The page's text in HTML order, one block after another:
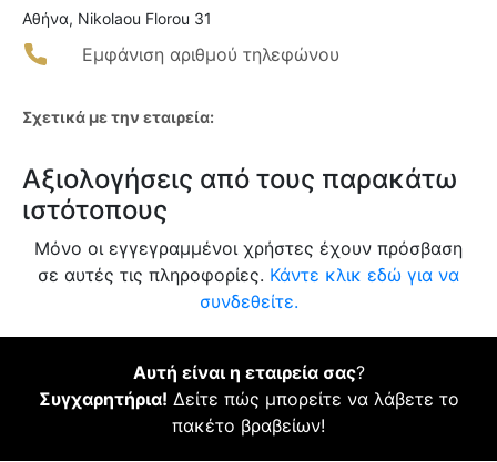
Αθήνα, Nikolaou Florou 31
Εμφάνιση αριθμού τηλεφώνου
Σχετικά με την εταιρεία:
Αξιολογήσεις από τους παρακάτω
ιστότοπους
Μόνο οι εγγεγραμμένοι χρήστες έχουν πρόσβαση
σε αυτές τις πληροφορίες. Κάντε κλικ εδώ για να
συνδεθείτε.
Αυτή είναι η εταιρεία σας?
Συγχαρητήρια! Δείτε πώς μπορείτε να λάβετε το
πακέτο βραβείων!